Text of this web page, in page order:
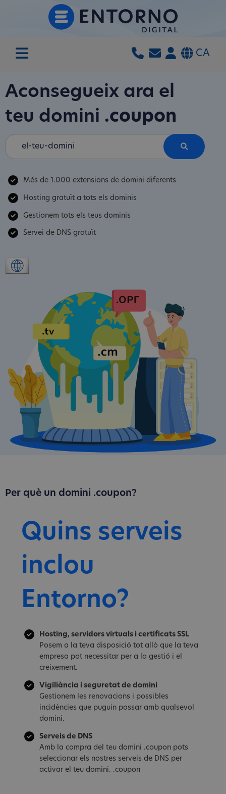
CA
Aconsegueix ara el
teu domini .coupon
Més de 1.000 extensions de domini diferents
Hosting gratuït a tots els dominis
Gestionem tots els teus dominis
Servei de DNS gratuït
Per què un domini .coupon?
Quins serveis
inclou
Entorno?
Hosting, servidors virtuals i certificats SSL
Posem a la teva disposició tot allò que la teva
empresa pot necessitar per a la gestió i el
creixement.
Vigiliància i seguretat de domini
Gestionem les renovacions i possibles
incidències que puguin passar amb qualsevol
domini.
Serveis de DNS
Amb la compra del teu domini .coupon pots
seleccionar els nostres serveis de DNS per
activar el teu domini. .coupon